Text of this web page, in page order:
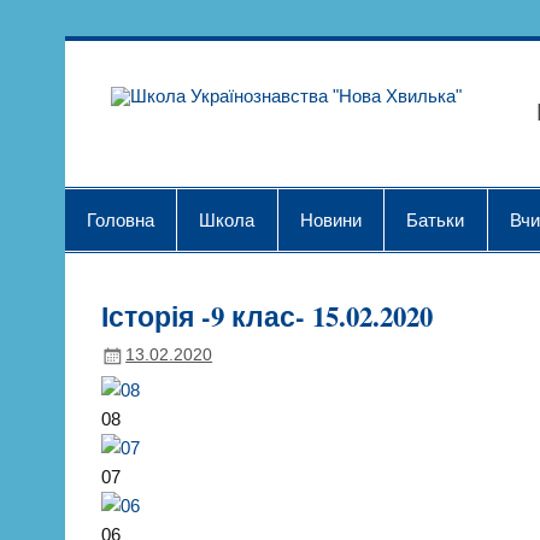
Головна Школа Новини Батьки
Історія -9 клас- 15.02.2020
13.02.2020
08
07
06